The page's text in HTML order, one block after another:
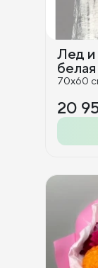
Лед и
белая
70x60
20